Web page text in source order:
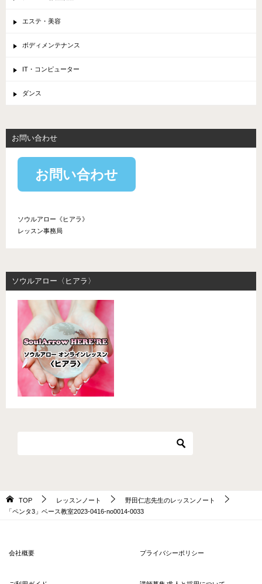
エステ・美容
ボディメンテナンス
IT・コンピューター
ダンス
お問い合わせ
お問い合わせ
ソウルアロー《ヒアラ》
レッスン事務局
ソウルアロー〈ヒアラ〉
TOP レッスンノート
野田仁志先生のレッスンノート
「ペンタ3」ベース教室2023-0416-no0014-0033
会社概要 プライバシーポリシー